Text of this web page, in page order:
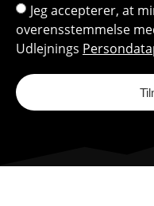
Jeg accepterer, at
overensstemmelse
Udlejnings